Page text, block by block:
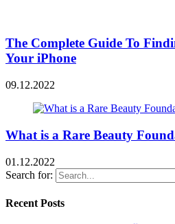
The Complete Guide To
Your iPhone
09.12.2022
What is a Rare Beauty
01.12.2022
Search for:
Recent Posts